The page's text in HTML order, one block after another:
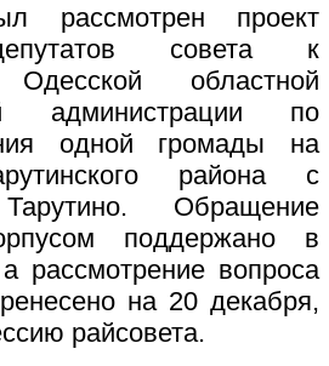
рассмотрен проект
совета к
Одесской областной
администрации по
одной громады на
района с
Обращение
поддержано в
рассмотрение вопроса
на 20 декабря,
райсовета.